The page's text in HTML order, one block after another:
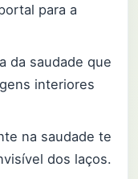
para a
da saudade que
interiores
na saudade te
dos laços.